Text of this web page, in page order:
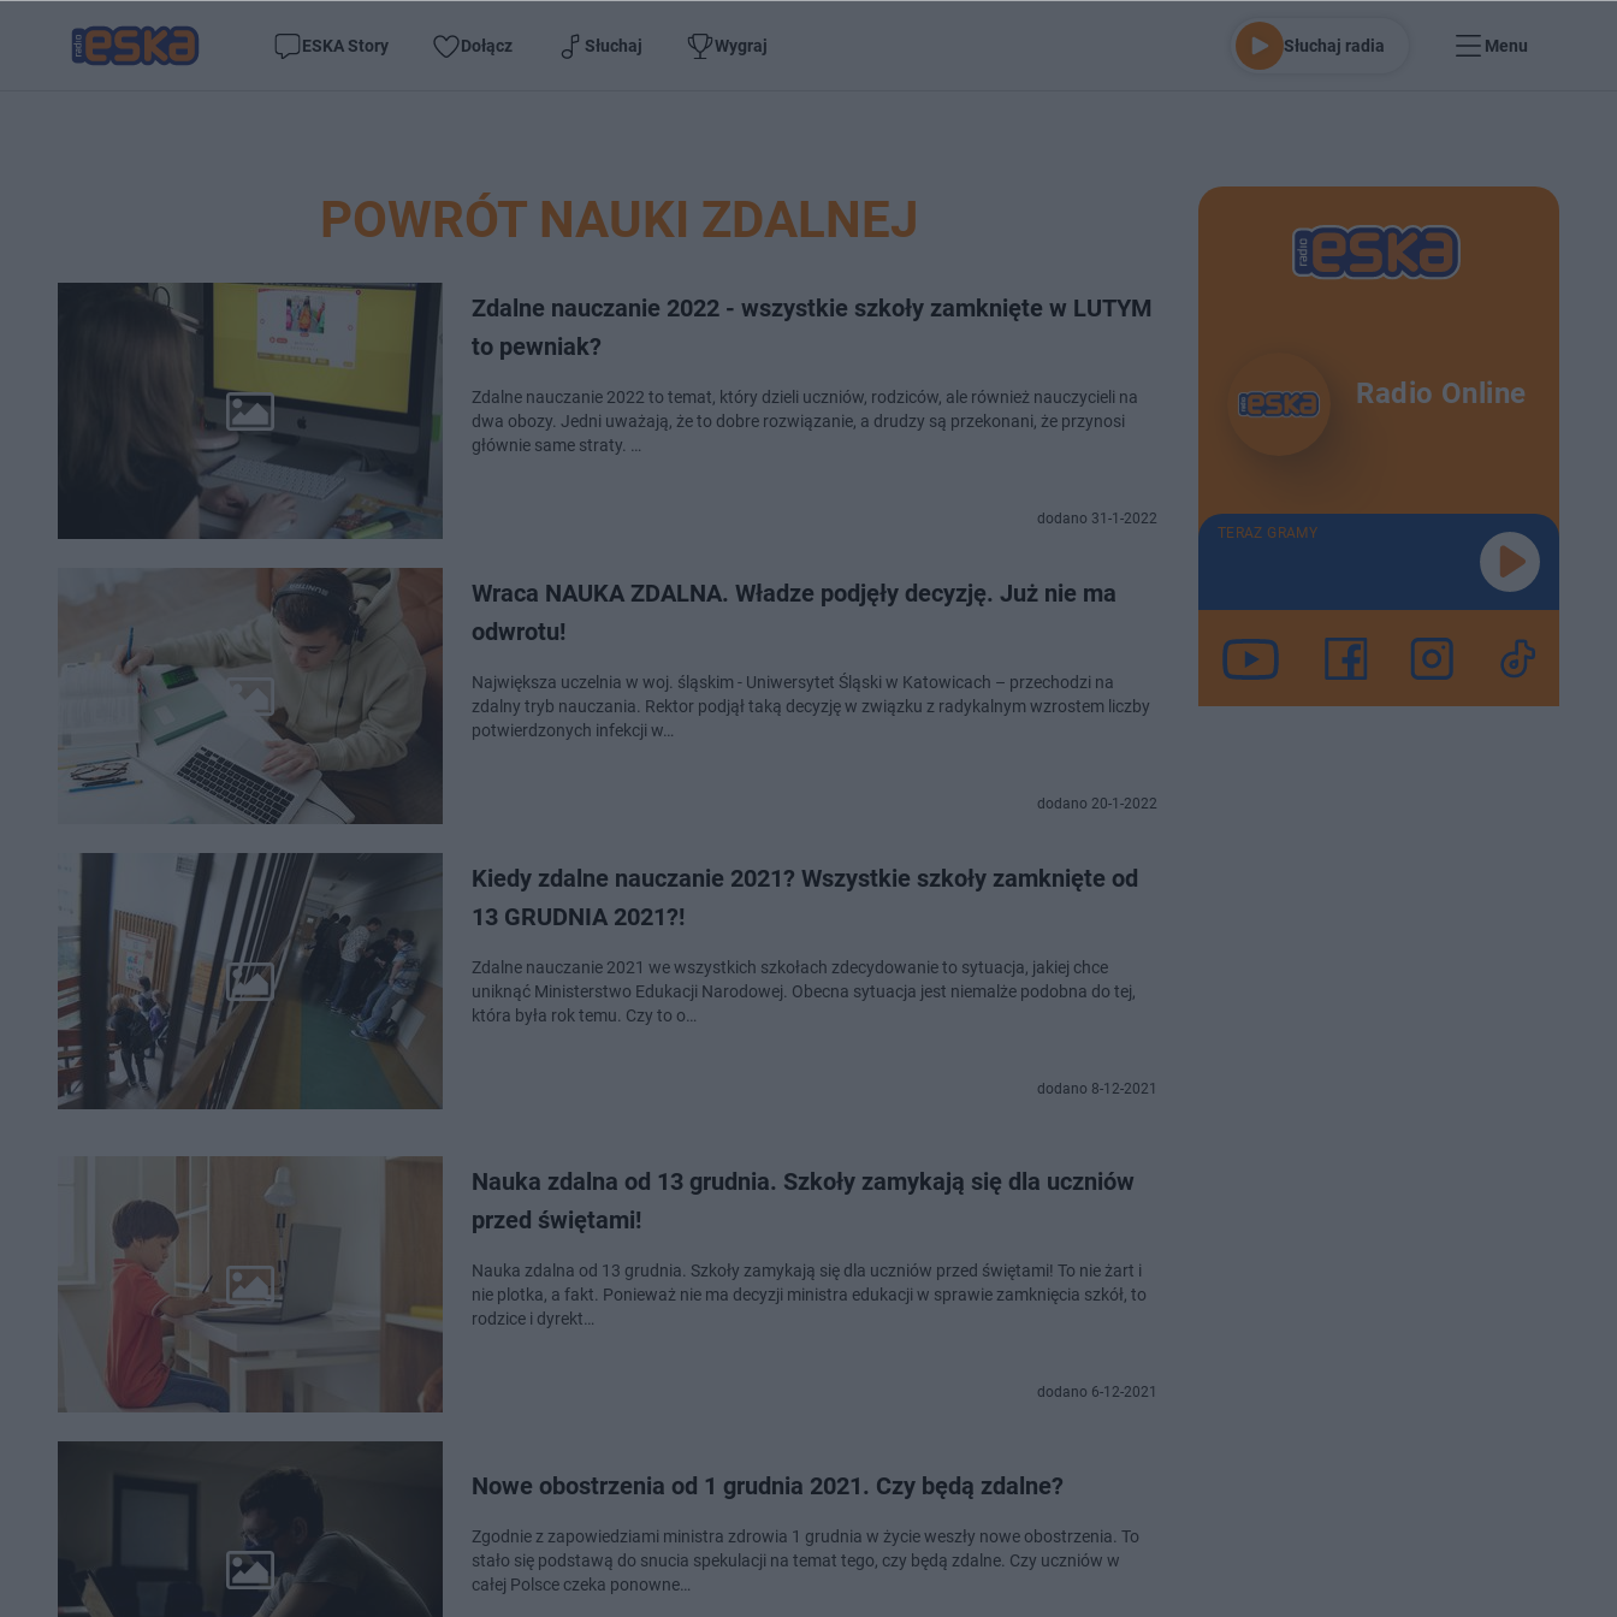
ESKA Story Dołącz Słuchaj Wygraj Słuchaj radia Menu
POWRÓT NAUKI ZDALNEJ
Zdalne nauczanie 2022 - wszystkie szkoły zamknięte w LUTYM
to pewniak?
Zdalne nauczanie 2022 to temat, który dzieli uczniów, rodziców, ale również nauczycieli na
dwa obozy. Jedni uważają, że to dobre rozwiązanie, a drudzy są przekonani, że przynosi
głównie same straty. …
dodano 31-1-2022
Wraca NAUKA ZDALNA. Władze podjęły decyzję. Już nie ma
odwrotu!
Największa uczelnia w woj. śląskim - Uniwersytet Śląski w Katowicach – przechodzi na
zdalny tryb nauczania. Rektor podjął taką decyzję w związku z radykalnym wzrostem liczby
potwierdzonych infekcji w…
dodano 20-1-2022
Kiedy zdalne nauczanie 2021? Wszystkie szkoły zamknięte od
13 GRUDNIA 2021?!
Zdalne nauczanie 2021 we wszystkich szkołach zdecydowanie to sytuacja, jakiej chce
uniknąć Ministerstwo Edukacji Narodowej. Obecna sytuacja jest niemalże podobna do tej,
która była rok temu. Czy to o…
dodano 8-12-2021
Nauka zdalna od 13 grudnia. Szkoły zamykają się dla uczniów
przed świętami!
Nauka zdalna od 13 grudnia. Szkoły zamykają się dla uczniów przed świętami! To nie żart i
nie plotka, a fakt. Ponieważ nie ma decyzji ministra edukacji w sprawie zamknięcia szkół, to
rodzice i dyrekt…
dodano 6-12-2021
Nowe obostrzenia od 1 grudnia 2021. Czy będą zdalne?
Zgodnie z zapowiedziami ministra zdrowia 1 grudnia w życie weszły nowe obostrzenia. To
stało się podstawą do snucia spekulacji na temat tego, czy będą zdalne. Czy uczniów w
całej Polsce czeka ponowne…
Radio Online
TERAZ GRAMY